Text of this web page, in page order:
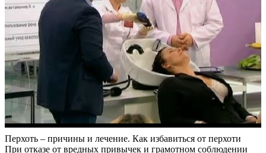
Перхоть – причины и лечение. Как избавиться от перхоти
При отказе от вредных привычек и грамотном соблюдении